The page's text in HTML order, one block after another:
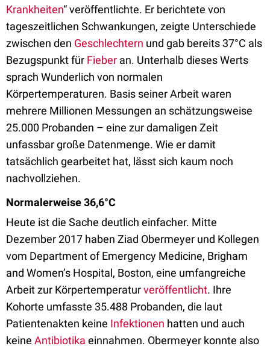
Krankheiten“ veröffentlichte. Er berichtete von
tageszeitlichen Schwankungen, zeigte Unterschiede
zwischen den Geschlechtern und gab bereits 37°C als
Bezugspunkt für Fieber an. Unterhalb dieses Werts
sprach Wunderlich von normalen
Körpertemperaturen. Basis seiner Arbeit waren
mehrere Millionen Messungen an schätzungsweise
25.000 Probanden – eine zur damaligen Zeit
unfassbar große Datenmenge. Wie er damit
tatsächlich gearbeitet hat, lässt sich kaum noch
nachvollziehen.
Normalerweise 36,6°C
Heute ist die Sache deutlich einfacher. Mitte
Dezember 2017 haben Ziad Obermeyer und Kollegen
vom Department of Emergency Medicine, Brigham
and Women’s Hospital, Boston, eine umfangreiche
Arbeit zur Körpertemperaturveröffentlicht. Ihre
Kohorte umfasste 35.488 Probanden, die laut
Patientenakten keine Infektionen hatten und auch
keine Antibiotika einnahmen. Obermeyer konnte also